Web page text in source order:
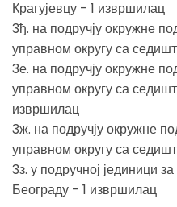
Крагујевцу - 1 извршилац
3ђ. на подручју окружне
управном округу са
3е. на подручју окружне
управном округу са
извршилац
3ж. на подручју окружне
управном округу са
3з. у подручној јединици
Београду - 1 извршилац